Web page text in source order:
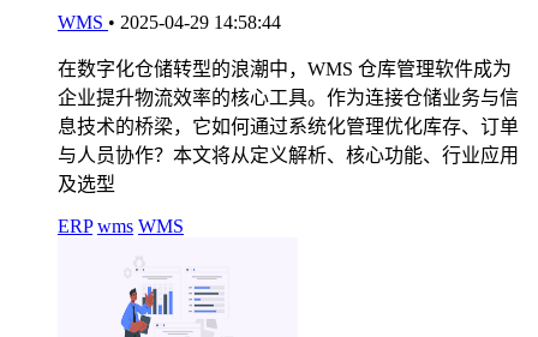
WMS • 2025-04-29 14:58:44
在数字化仓储转型的浪潮中，WMS 仓库管理软件成为
企业提升物流效率的核心工具。作为连接仓储业务与信
息技术的桥梁，它如何通过系统化管理优化库存、订单
与人员协作？本文将从定义解析、核心功能、行业应用
及选型
ERP wms WMS